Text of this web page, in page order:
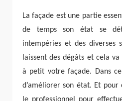
La façade est une partie
de temps son état se
intempéries et des diverses
laissent des dégâts et cela
à petit votre façade. Dans
d’améliorer son état. Et pour